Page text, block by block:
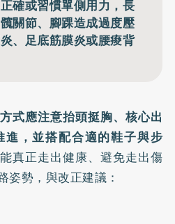
確或習慣單側用力，長
關節、腳踝造成過度壓
、足底筋膜炎或腰痠背
式應注意抬頭挺胸、核心出
，並搭配合適的鞋子與步
真正走出健康、避免走出傷
姿勢，與改正建議：